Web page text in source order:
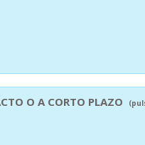
O A CORTO PLAZO